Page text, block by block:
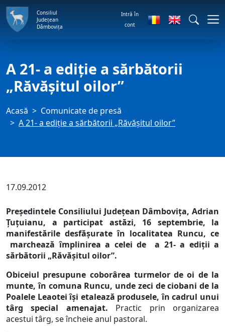
Consiliul
Județean
Dâmbovița
Intră în
cont
A 21- a ediţie a sărbătorii
„Răvăşitul oilor”
Acasă
Comunicate de presă
A 21- a ediţie a sărbătorii „Răvăşitul oilor”
17.09.2012
Preşedintele Consiliului Judeţean Dâmboviţa, Adrian
Ţuţuianu, a participat astăzi, 16 septembrie, la
manifestările desfăşurate în localitatea Runcu, ce
marchează împlinirea a celei de a 21- a ediţii a
sărbătorii „Răvăşitul oilor”.
Obiceiul presupune coborârea turmelor de oi de la
munte, în comuna Runcu, unde zeci de ciobani de la
Poalele Leaotei îşi etalează produsele, în cadrul unui
târg special amenajat.
Practic prin organizarea
acestui târg, se încheie anul pastoral.